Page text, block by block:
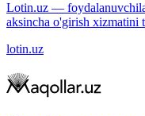
Lotin.uz —
aksincha o'girish xizmatini
lotin.uz